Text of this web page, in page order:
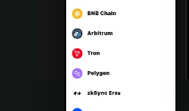
Português (Portugal)
Bahasa Indonesia